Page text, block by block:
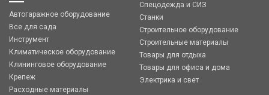
Автогаражное оборудование
Все для сада
Инструмент
Климатическое оборудование
Клининговое оборудование
Крепеж
Расходные материалы
Спецодежда и СИЗ
Станки
Строительное оборудование
Строительные материалы
Товары для отдыха
Товары для офиса и дома
Электрика и свет